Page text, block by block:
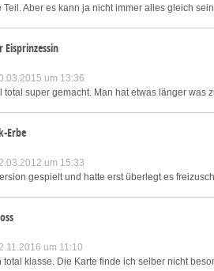
Teil. Aber es kann ja nicht immer alles gleich
Eisprinzessin
um 13:36
total super gemacht. Man hat etwas länger
Erbe
um 15:33
gespielt und hatte erst überlegt es
um 11:10
total klasse. Die Karte finde ich selber nicht